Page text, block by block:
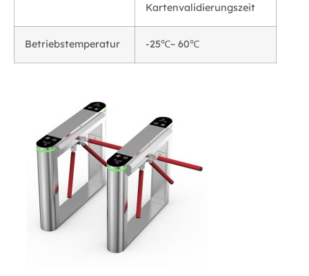
Kartenvalidierungszeit
Betriebstemperatur -25℃~ 60℃